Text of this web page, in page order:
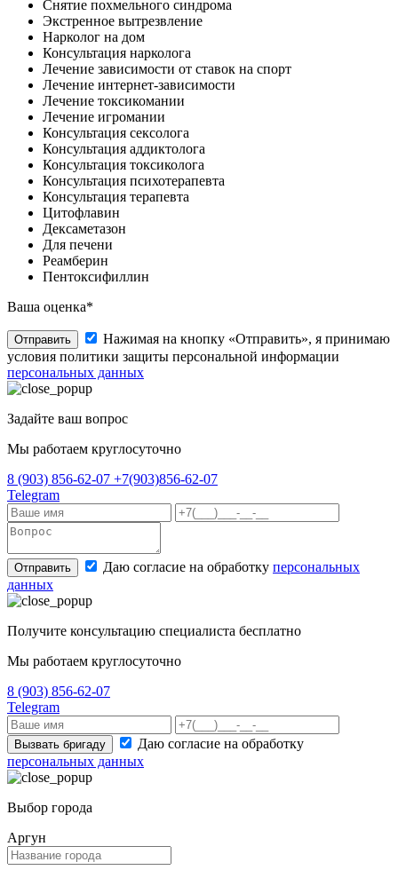
Снятие похмельного синдрома
Экстренное вытрезвление
Нарколог на дом
Консультация нарколога
Лечение зависимости от ставок на спорт
Лечение интернет-зависимости
Лечение токсикомании
Лечение игромании
Консультация сексолога
Консультация аддиктолога
Консультация токсиколога
Консультация психотерапевта
Консультация терапевта
Цитофлавин
Дексаметазон
Для печени
Реамберин
Пентоксифиллин
Ваша оценка*
Отправить
Нажимая на кнопку «Отправить», я принимаю
условия политики защиты персональной информации
персональных данных
Задайте ваш вопрос
Мы работаем круглосуточно
8 (903) 856-62-07 +7(903)856-62-07
Telegram
Отправить Даю согласие на обработку персональных
данных
Получите консультацию специалиста бесплатно
Мы работаем круглосуточно
8 (903) 856-62-07
Telegram
Вызвать бригаду
Даю согласие на обработку
персональных данных
Выбор города
Аргун